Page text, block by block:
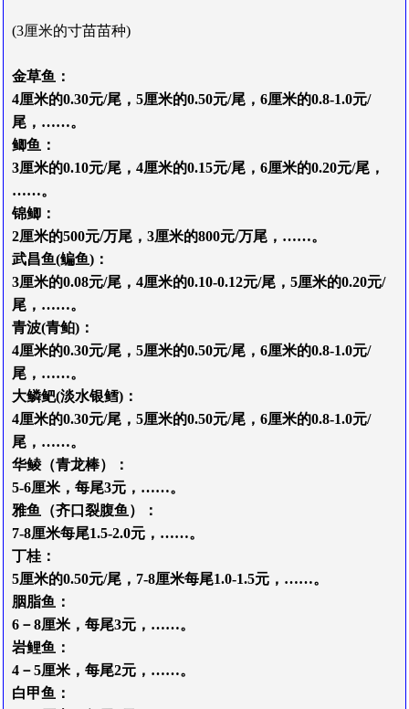
(3厘米的寸苗苗种)
金草鱼 ：
4厘米的0.30元/尾 ， 5厘米的0.50元/尾 ，6厘米的0.8-1.0元/
尾 ， ……。
鲫鱼 ：
3厘米的0.10元/尾 ， 4厘米的0.15元/尾 ，6厘米的0.20元/尾 ，
……。
锦鲫 ：
2厘米的500元/万尾， 3厘米的800元/万尾 ， ……。
武昌鱼(鳊鱼) ：
3厘米的0.08元/尾 ， 4厘米的0.10-0.12元/尾 ，5厘米的0.20元/
尾 ， ……。
青波(青鲌) ：
4厘米的0.30元/尾 ， 5厘米的0.50元/尾 ，6厘米的0.8-1.0元/
尾 ， ……。
大鳞鲃(淡水银鳕) ：
4厘米的0.30元/尾 ， 5厘米的0.50元/尾 ，6厘米的0.8-1.0元/
尾 ， ……。
华鲮（青龙棒）
：
5-6厘米， 每尾3元 ， ……。
雅鱼（齐口裂腹鱼）
：
7-8厘米每尾1.5-2.0元 ， ……。
丁桂 ：
5厘米的0.50元/尾 ， 7-8厘米每尾1.0-1.5元 ， ……。
胭脂鱼 ：
6－8厘米 ，每尾3元 ， ……。
岩鲤鱼 ：
4－5厘米 ， 每尾2元 ， ……。
白甲鱼 ：